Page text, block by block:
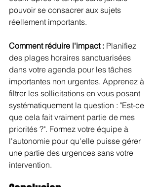
pouvoir se consacrer aux sujets
réellement importants.
Comment réduire l'impact : Planifiez
des plages horaires sanctuarisées
dans votre agenda pour les tâches
importantes non urgentes. Apprenez à
filtrer les sollicitations en vous posant
systématiquement la question : "Est-ce
que cela fait vraiment partie de mes
priorités ?". Formez votre équipe à
l'autonomie pour qu'elle puisse gérer
une partie des urgences sans votre
intervention.